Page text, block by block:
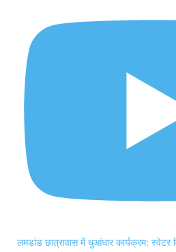
लमडांड छात्रावास में धुआंधार कार्यक्रम: स्वेटर